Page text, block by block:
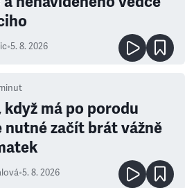
•5. 8. 2026
když má po porodu
nutné začít brát vážně
•5. 8. 2026